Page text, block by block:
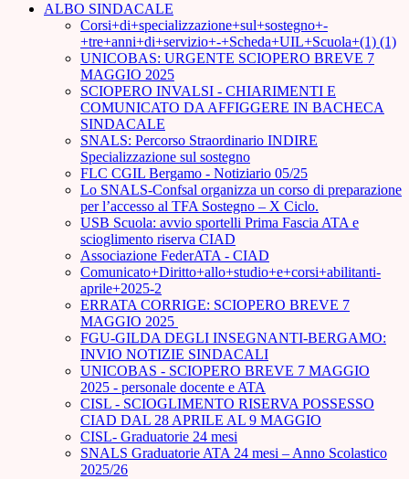
ALBO SINDACALE
Corsi+di+specializzazione+sul+sostegno+-
+tre+anni+di+servizio+-+Scheda+UIL+Scuola+(1) (1)
UNICOBAS: URGENTE SCIOPERO BREVE 7
MAGGIO 2025
SCIOPERO INVALSI - CHIARIMENTI E
COMUNICATO DA AFFIGGERE IN BACHECA
SINDACALE
SNALS: Percorso Straordinario INDIRE
Specializzazione sul sostegno
FLC CGIL Bergamo - Notiziario 05/25
Lo SNALS-Confsal organizza un corso di preparazione
per l’accesso al TFA Sostegno – X Ciclo.
USB Scuola: avvio sportelli Prima Fascia ATA e
scioglimento riserva CIAD
Associazione FederATA - CIAD
Comunicato+Diritto+allo+studio+e+corsi+abilitanti-
aprile+2025-2
ERRATA CORRIGE: SCIOPERO BREVE 7
MAGGIO 2025
FGU-GILDA DEGLI INSEGNANTI-BERGAMO:
INVIO NOTIZIE SINDACALI
UNICOBAS - SCIOPERO BREVE 7 MAGGIO
2025 - personale docente e ATA
CISL - SCIOGLIMENTO RISERVA POSSESSO
CIAD DAL 28 APRILE AL 9 MAGGIO
CISL- Graduatorie 24 mesi
SNALS Graduatorie ATA 24 mesi – Anno Scolastico
2025/26